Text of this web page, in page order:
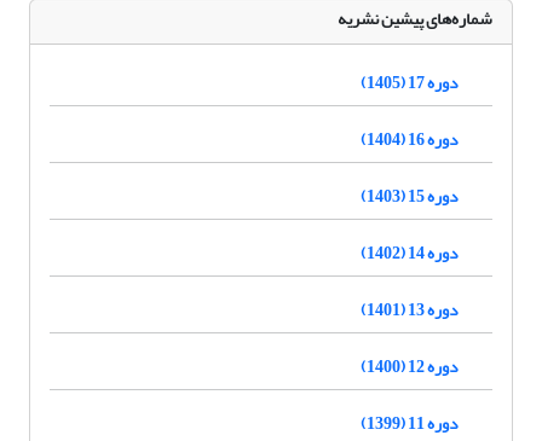
شماره‌های پیشین نشریه
دوره 17 (1405)
دوره 16 (1404)
دوره 15 (1403)
دوره 14 (1402)
دوره 13 (1401)
دوره 12 (1400)
دوره 11 (1399)